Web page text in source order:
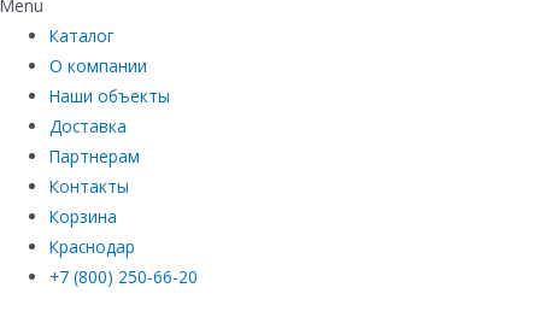
Menu
Каталог
О компании
Наши объекты
Доставка
Партнерам
Контакты
Корзина
Краснодар
+7 (800) 250-66-20